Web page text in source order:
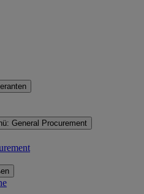
General Procurement